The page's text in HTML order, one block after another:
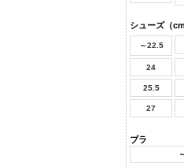
シューズ（cm
～22.5
24
25.5
27
ブラ